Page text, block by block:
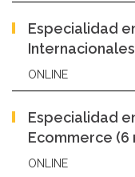
Especialidad
ONLINE
Especialidad
Ecommerce (6
ONLINE